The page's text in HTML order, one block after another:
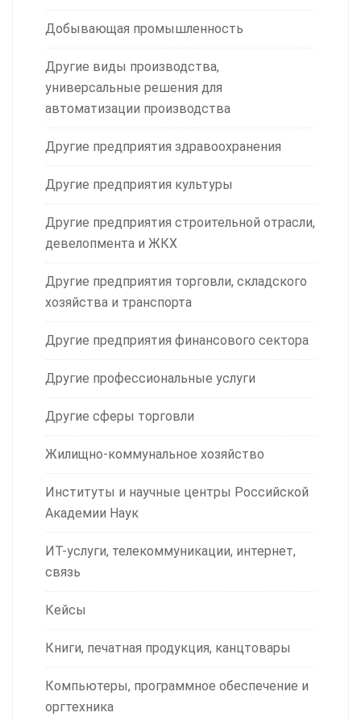
Добывающая промышленность
Другие виды производства,
универсальные решения для
автоматизации производства
Другие предприятия здравоохранения
Другие предприятия культуры
Другие предприятия строительной отрасли,
девелопмента и ЖКХ
Другие предприятия торговли, складского
хозяйства и транспорта
Другие предприятия финансового сектора
Другие профессиональные услуги
Другие сферы торговли
Жилищно-коммунальное хозяйство
Институты и научные центры Российской
Академии Наук
ИТ-услуги, телекоммуникации, интернет,
связь
Кейсы
Книги, печатная продукция, канцтовары
Компьютеры, программное обеспечение и
оргтехника